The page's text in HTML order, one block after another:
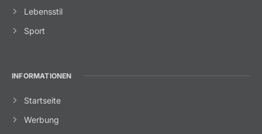
Lebensstil
Sport
INFORMATIONEN
Startseite
Werbung